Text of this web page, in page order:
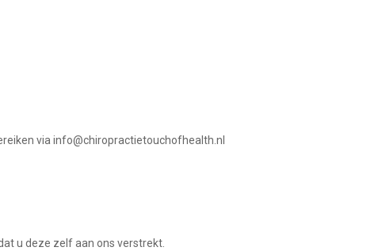
via info@chiropractietouchofhealth.nl
u deze zelf aan ons verstrekt.